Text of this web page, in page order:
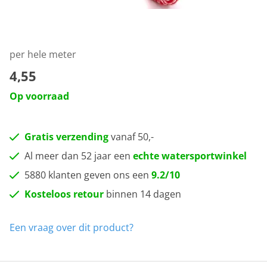
per hele meter
4,55
Op voorraad
Gratis verzendingvanaf 50,-
Al meer dan 52 jaar een echte watersportwinkel
5880 klanten geven ons een 9.2/10
Kosteloos retour binnen 14 dagen
Een vraag over dit product?